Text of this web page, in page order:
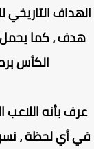
، كما يحمل
الكأس برصيد 7 أهداف في 3
بأنه اللاعب
أي لحظة ، نسرد